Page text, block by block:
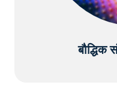
बौद्धिक